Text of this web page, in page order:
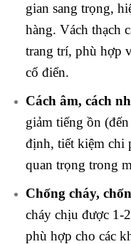
gian sang trọng,
hàng. Vách thạch
trang trí, phù hợp
cổ điển.
Cách âm, cách
giảm tiếng ồn
định, tiết kiệm chi
quan trọng trong
Chống cháy,
cháy chịu được 1-
phù hợp cho các